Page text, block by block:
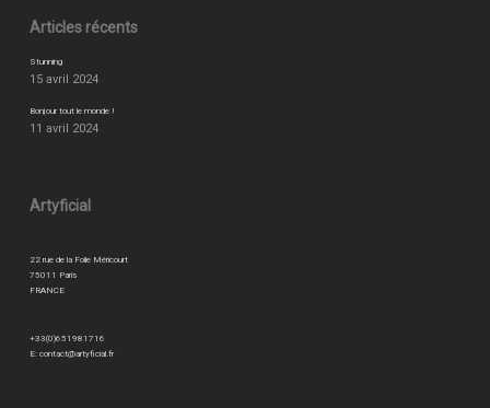
Articles récents
Stunning
15 avril 2024
Bonjour tout le monde !
11 avril 2024
Artyficial
22 rue de la Folie Méricourt
75011 Paris
FRANCE
+33(0)651981716
E: contact@artyficial.fr